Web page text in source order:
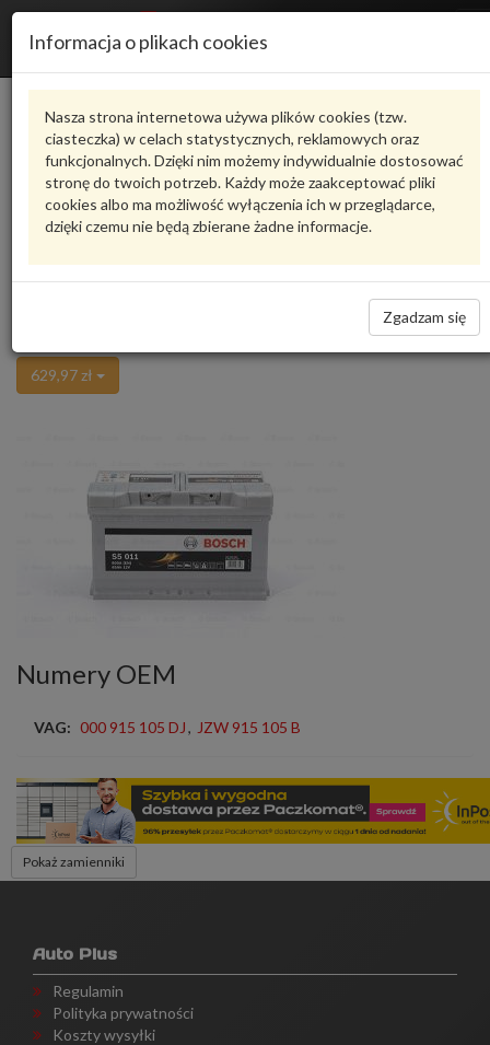
Informacja o plikach cookies
Nasza strona internetowa używa plików cookies (tzw.
ciasteczka) w celach statystycznych, reklamowych oraz
funkcjonalnych. Dzięki nim możemy indywidualnie dostosować
stronę do twoich potrzeb. Każdy może zaakceptować pliki
cookies albo ma możliwość wyłączenia ich w przeglądarce,
dzięki czemu nie będą zbierane żadne informacje.
Zgadzam się
Karta produktu
0 092 S50 110BOSCH
Ocena produktu , oddano głosów: oceń produkt
315X175X190 0 092 S50 110 BOSCH
629,97 zł
Numery OEM
VAG: 000 915 105 DJ, JZW 915 105 B
Pokaż zamienniki
Auto Plus
Regulamin
Polityka prywatności
Koszty wysyłki